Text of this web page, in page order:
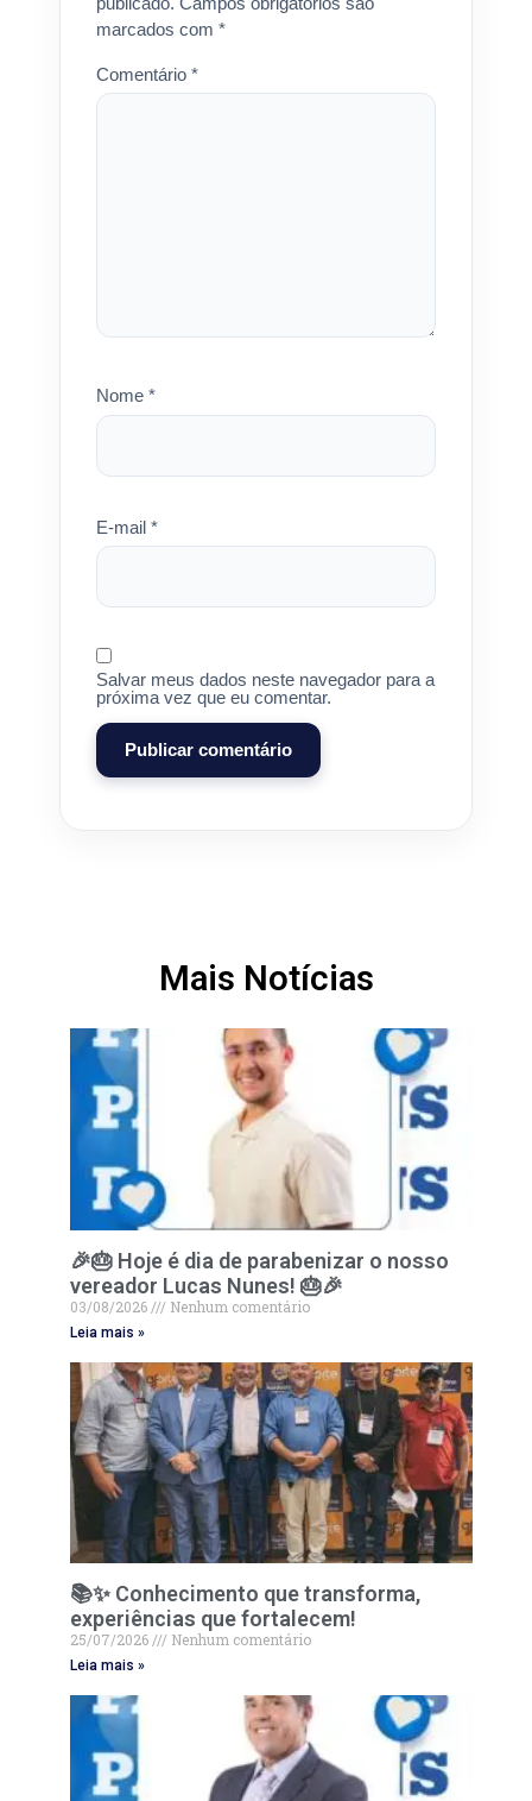
marcados com *
Comentário *
Nome *
E-mail *
Salvar meus dados neste navegador para a
próxima vez que eu comentar.
Mais Notícias
🎉🎂 Hoje é dia de parabenizar o nosso
vereador Lucas Nunes! 🎂🎉
03/08/2026 Nenhum comentário
Leia mais »
📚✨ Conhecimento que transforma,
experiências que fortalecem!
25/07/2026 Nenhum comentário
Leia mais »